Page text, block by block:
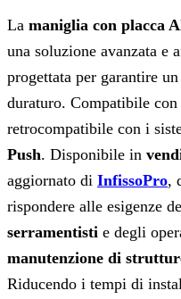
La maniglia con placca
una soluzione avanzata e
progettata per garantire
duraturo. Compatibile
retrocompatibile con i
Push. Disponibile in
aggiornato di InfissoPro,
rispondere alle esigenze
serramentisti e degli
manutenzione di
Riducendo i tempi di